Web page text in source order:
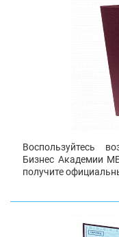
Воспользуйтесь
Бизнес Академии
получите